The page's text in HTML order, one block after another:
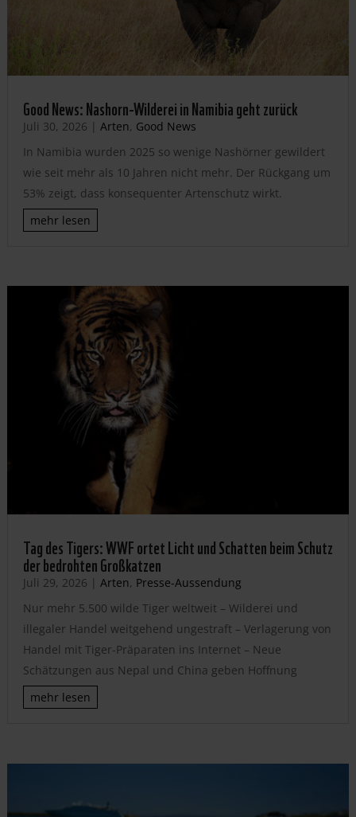
Good News: Nashorn-Wilderei in Namibia geht zurück
Juli 30, 2026 | Arten, Good News
In Namibia wurden 2025 so wenige Nashörner gewildert
wie seit mehr als 10 Jahren nicht mehr. Der Rückgang um
53% zeigt, dass konsequenter Artenschutz wirkt.
mehr lesen
Tag des Tigers: WWF ortet Licht und Schatten beim Schutz
der bedrohten Großkatzen
Juli 29, 2026 | Arten, Presse-Aussendung
Nur mehr 5.500 wilde Tiger weltweit – Wilderei und
illegaler Handel weitgehend ungestraft – Verlagerung von
Handel mit Tiger-Präparaten ins Internet – Neue
Schätzungen aus Nepal und China geben Hoffnung
mehr lesen